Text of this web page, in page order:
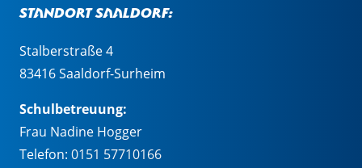
Standort Saaldorf:
Stalberstraße 4
83416 Saaldorf-Surheim
Schulbetreuung:
Frau Nadine Hogger
Telefon: 0151 57710166